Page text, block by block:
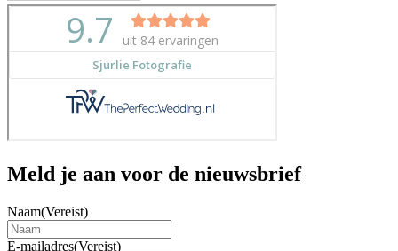
Meld je aan voor de nieuwsbrief
Naam(Vereist)
E-mailadres(Vereist)